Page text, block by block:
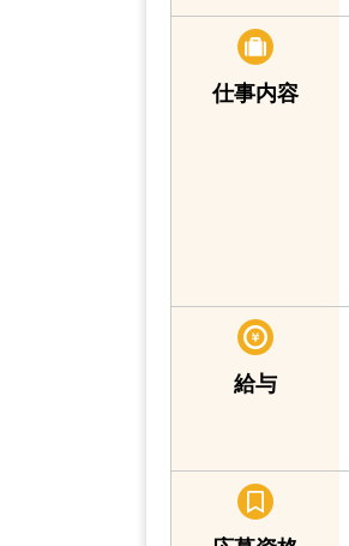
仕事内容
給与